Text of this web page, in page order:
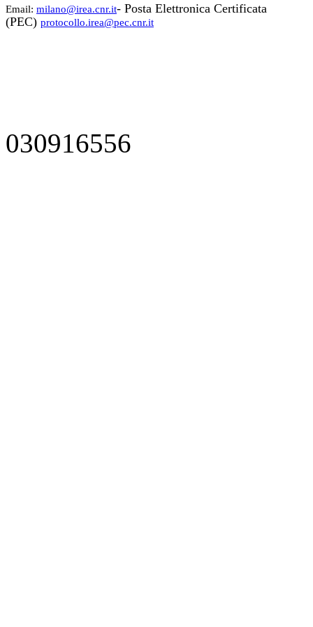
Email: milano@irea.cnr.it- Posta Elettronica Certificata
(PEC) protocollo.irea@pec.cnr.it
030916556